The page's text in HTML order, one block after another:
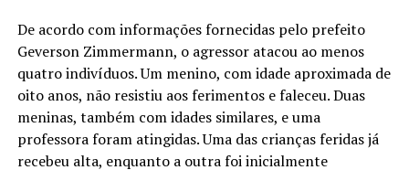
De acordo com informações fornecidas pelo prefeito
Geverson Zimmermann, o agressor atacou ao menos
quatro indivíduos. Um menino, com idade aproximada de
oito anos, não resistiu aos ferimentos e faleceu. Duas
meninas, também com idades similares, e uma
professora foram atingidas. Uma das crianças feridas já
recebeu alta, enquanto a outra foi inicialmente